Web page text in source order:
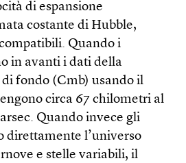
di espansione
costante di Hubble,
Quando i
in avanti i dati della
fondo (Cmb) usando il
circa 67 chilometri al
Quando invece gli
direttamente l’universo
e stelle variabili, il